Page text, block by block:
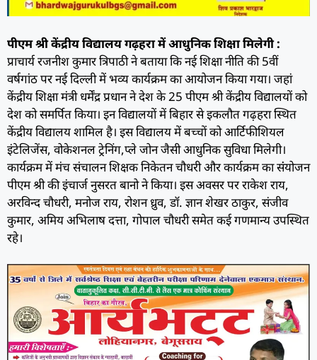
पीएम श्री केंद्रीय विद्यालय गढ़हरा में आधुनिक शिक्षा मिलेगी :
प्राचार्य रजनीश कुमार त्रिपाठी ने बताया कि नई शिक्षा नीति की 5वीं
वर्षगांठ पर नई दिल्ली में भव्य कार्यक्रम का आयोजन किया गया। जहां
केंद्रीय शिक्षा मंत्री धर्मेंद्र प्रधान ने देश के 25 पीएम श्री केंद्रीय विद्यालयों को
देश को समर्पित किया। इन विद्यालयों में बिहार से इकलौत गढ़हरा स्थित
केंद्रीय विद्यालय शामिल है। इस विद्यालय में बच्चों को आर्टिफीशियल
इंटेलिजेंस, वोकेशनल ट्रेनिंग,प्ले जोन जैसी आधुनिक सुविधा मिलेगी।
कार्यक्रम में मंच संचालन शिक्षक निकेतन चौधरी और कार्यक्रम का संंयोजन
पीएम श्री की इंचार्ज नुसरत बानो ने किया। इस अवसर पर राकेश राय,
अरविन्द चौधरी, मनोज राय, रोशन ध्रुव, डॉ. ज्ञान शेखर ठाकुर, संजीव
कुमार, अमिय अभिलाष दत्ता, गोपाल चौधरी समेत कई गणमान्य उपस्थित
रहे।